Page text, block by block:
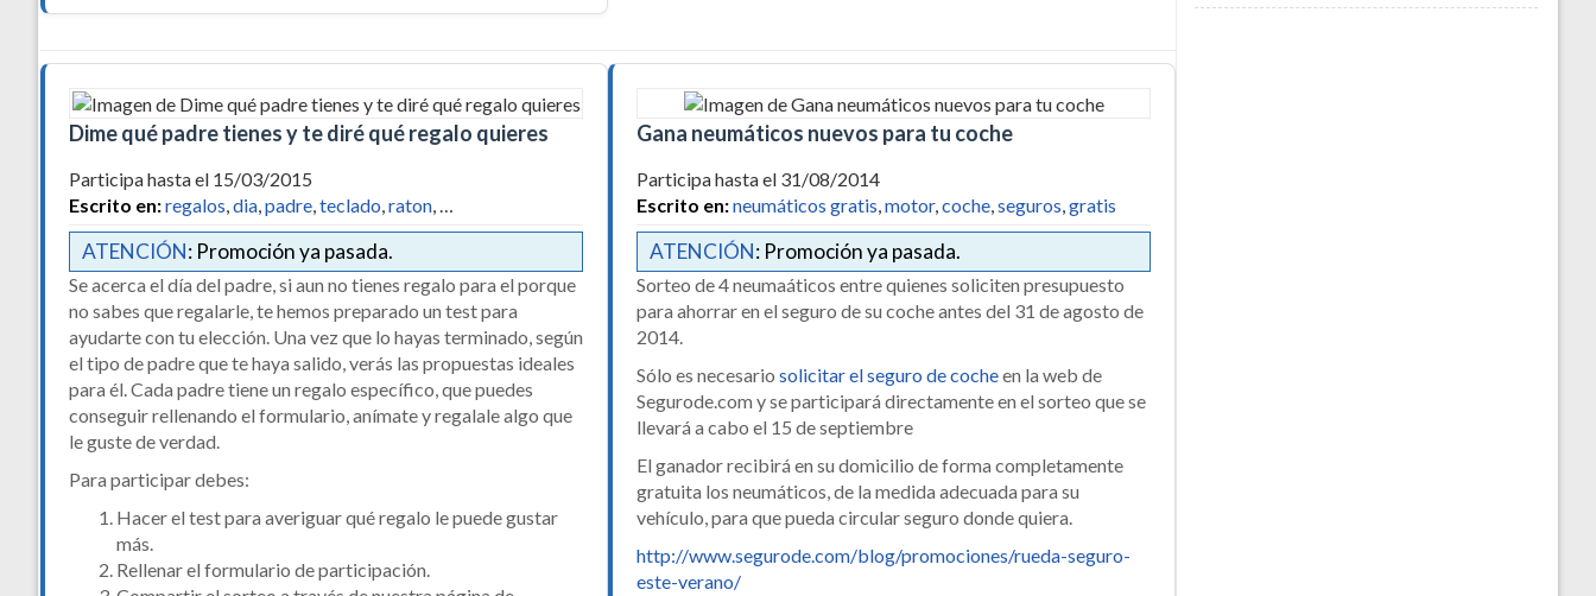
Dime qué padre tienes y te diré qué regalo quieres
Participa hasta el 15/03/2015
Escrito en:regalos,dia,padre,teclado,raton, …
ATENCIÓN: Promoción ya pasada.
Se acerca el día del padre, si aun no tienes regalo para el porque
no sabes que regalarle, te hemos preparado un test para
ayudarte con tu elección. Una vez que lo hayas terminado, según
el tipo de padre que te haya salido, verás las propuestas ideales
para él. Cada padre tiene un regalo específico, que puedes
conseguir rellenando el formulario, anímate y regalale algo que
le guste de verdad.
Para participar debes:
Hacer el test para averiguar qué regalo le puede gustar
más.
Rellenar el formulario de participación.
Gana neumáticos nuevos para tu coche
Participa hasta el 31/08/2014
Escrito en:neumáticos gratis,motor,coche,seguros,gratis
ATENCIÓN: Promoción ya pasada.
Sorteo de 4 neumaáticos entre quienes soliciten presupuesto
para ahorrar en el seguro de su coche antes del 31 de agosto de
2014.
Sólo es necesario solicitar el seguro de cocheen la web de
Segurode.com y se participará directamente en el sorteo que se
llevará a cabo el 15 de septiembre
El ganador recibirá en su domicilio de forma completamente
gratuita los neumáticos, de la medida adecuada para su
vehículo, para que pueda circular seguro donde quiera.
http://www.segurode.com/blog/promociones/rueda-seguro-
este-verano/